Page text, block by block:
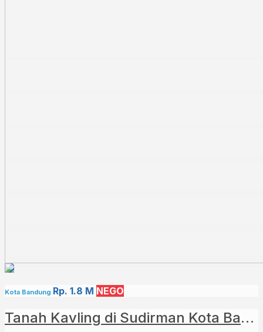
Kota Bandung Rp. 1.8 M NEGO
Tanah Kavling di Sudirman Kota Bandung